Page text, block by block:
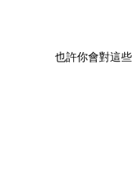
也許你會對這